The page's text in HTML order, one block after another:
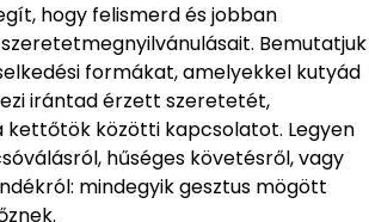
hogy felismerd és jobban
Bemutatjuk
formákat, amelyekkel kutyád
irántad érzett szeretetét,
kettőtök közötti kapcsolatot. Legyen
hűséges követésről, vagy
mindegyik gesztus mögött